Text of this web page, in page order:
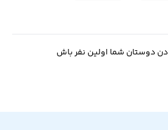
دوستان شما اولین نفر باش